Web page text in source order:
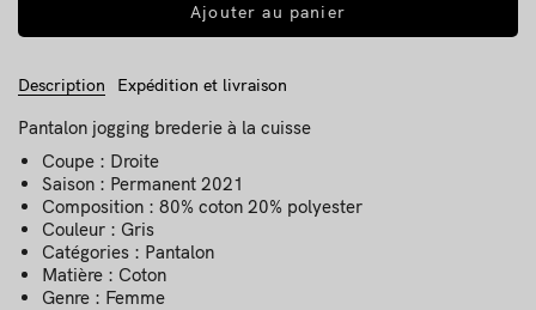
Ajouter au panier
Description Expédition et livraison
Pantalon jogging brederie à la cuisse
Coupe : Droite
Saison : Permanent 2021
Composition : 80% coton 20% polyester
Couleur : Gris
Catégories : Pantalon
Matière : Coton
Genre : Femme